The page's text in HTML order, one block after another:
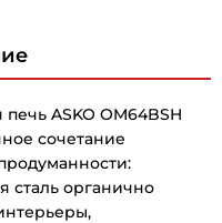
ASKO OM64BSH
сочетание
сталь органично